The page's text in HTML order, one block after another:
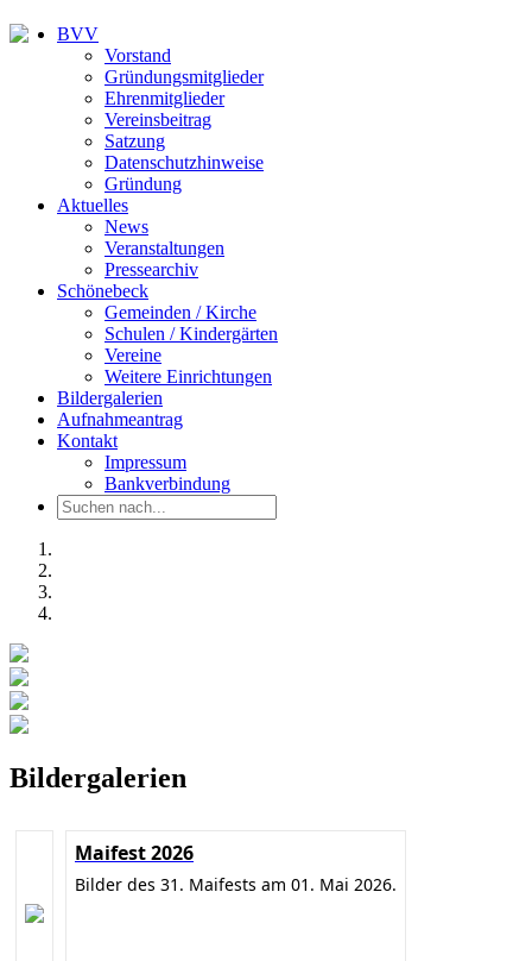
BVV
Vorstand
Gründungsmitglieder
Ehrenmitglieder
Vereinsbeitrag
Satzung
Datenschutzhinweise
Gründung
Aktuelles
News
Veranstaltungen
Pressearchiv
Schönebeck
Gemeinden / Kirche
Schulen / Kindergärten
Vereine
Weitere Einrichtungen
Bildergalerien
Aufnahmeantrag
Kontakt
Impressum
Bankverbindung
Bildergalerien
Maifest 2026
Bilder des 31. Maifests am 01. Mai 2026.